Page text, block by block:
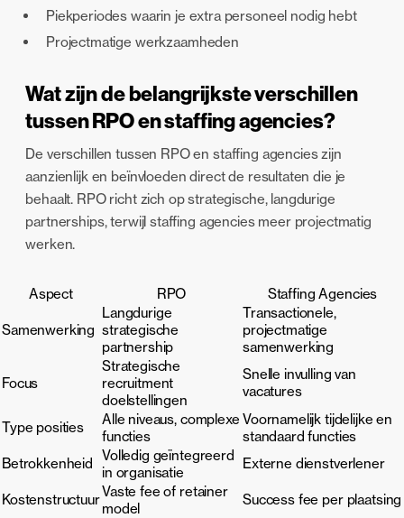
Piekperiodes waarin je extra personeel nodig hebt
Projectmatige werkzaamheden
Wat zijn de belangrijkste verschillen
tussen RPO en staffing agencies?
De verschillen tussen RPO en staffing agencies zijn
aanzienlijk en beïnvloeden direct de resultaten die je
behaalt. RPO richt zich op strategische, langdurige
partnerships, terwijl staffing agencies meer projectmatig
werken.
Aspect RPO Staffing Agencies
Samenwerking
Langdurige
strategische
partnership
Transactionele,
projectmatige
samenwerking
Focus
Strategische
recruitment
doelstellingen
Snelle invulling van
vacatures
Type posities
Alle niveaus, complexe
functies
Voornamelijk tijdelijke en
standaard functies
Betrokkenheid Volledig geïntegreerd
in organisatie
Externe dienstverlener
KostenstructuurVaste fee of retainer
model
Success fee per plaatsing